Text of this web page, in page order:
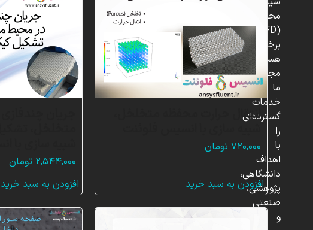
انتقال حرارت محفظه متخلخل،
۷۲۰,۰۰۰ تومان
افزودن به سبد خرید
۲,۵۴۴,۰۰۰ تومان
افزودن به سبد خرید
محاسباتی
(CFD)
برخوردار
هستند.
مجموعه
ما
خدمات
گسترده‌ای
را
با
اهداف
دانشگاهی،
پژوهشی،
صنعتی
و